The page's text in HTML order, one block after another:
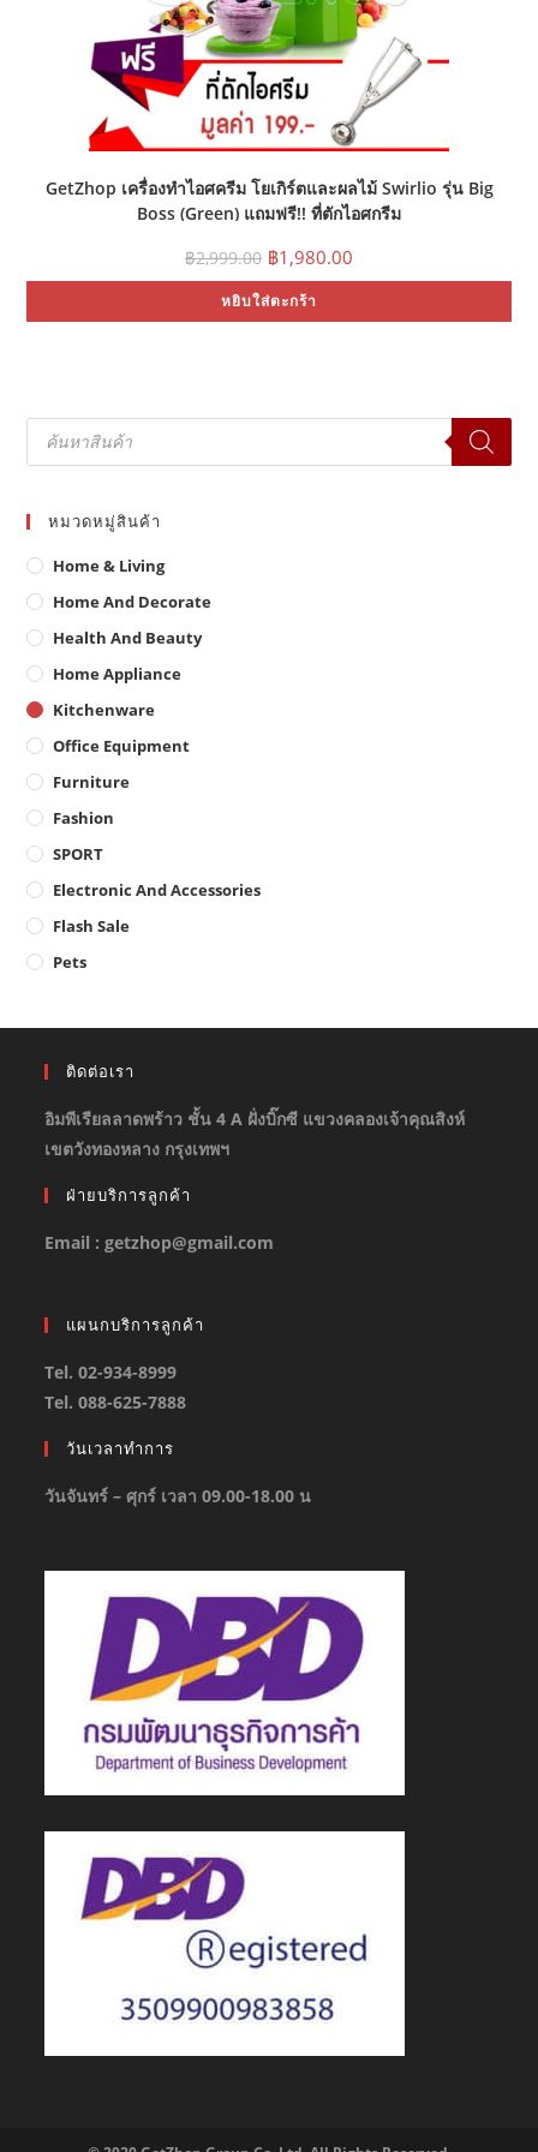
GetZhop เครื่องทำไอศครีม โยเกิร์ตและผลไม้ Swirlio รุ่น Big
Boss (Green) แถมฟรี!! ที่ตักไอศกรีม
฿2,999.00 Original
price
was:
฿2,999.00.
฿1,980.00
price
฿1,980.00.
หยิบใส่ตะกร้า
Products
search
หมวดหมู่สินค้า
Home & Living
Home And Decorate
Health And Beauty
Home Appliance
Kitchenware
Office Equipment
Furniture
Fashion
SPORT
Electronic And Accessories
Flash Sale
Pets
ติดต่อเรา
อิมพีเรียลลาดพร้าว ชั้น 4 A ฝั่งบิ๊กซี แขวงคลองเจ้าคุณสิงห์
เขตวังทองหลาง กรุงเทพฯ
ฝ่ายบริการลูกค้า
Email : getzhop@gmail.com
แผนกบริการลูกค้า
Tel. 02-934-8999
Tel. 088-625-7888
วันเวลาทำการ
วันจันทร์ – ศุกร์ เวลา 09.00-18.00 น